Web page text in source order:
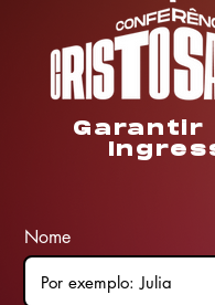
Nome
Garantir